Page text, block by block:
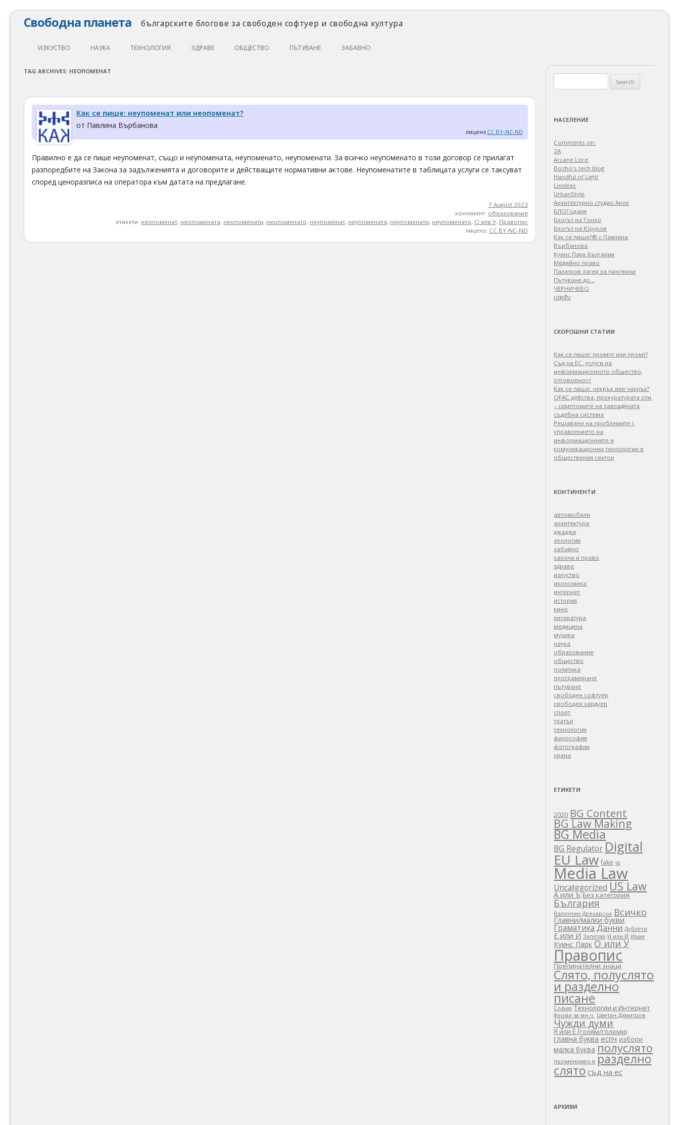
Свободна планета българските блогове за свободен софтуер и свободна култура
Skip
to
ИЗКУСТВО
КИНО
МУЗИКА
ФОТОГРАФИЯ
НАУКА
ФИЗИКА
ОБРАЗОВАНИЕ
ТЕХНОЛОГИЯ
СВОБОДЕН СОФТУЕР
СВОБОДЕН ХАРДУЕР
ДЖАДЖИ
ЗДРАВЕ ОБЩЕСТВО
ЦИФРОВИ ПРАВА
ПЪТУВАНЕ ЗАБАВНО
TAG ARCHIVES: НЕОПОМЕНАТ
Как се пише: неупоменат или неопоменат?
от Павлина Върбанова
лиценз CC BY-NC-ND
Правилно е да се пише неупоменат, също и неупомената, неупоменато, неупоменати. За всичко неупоменато в този договор се прилагат
разпоредбите на Закона за задълженията и договорите и действащите нормативни актове. Неупоменатите в таблицата услуги се таксуват
според ценоразписа на оператора към датата на предлагане.
7 August 2023
континент: образование
етикети: неопоменат, неопомената, неопоменати, неопоменато, неупоменат, неупомената, неупоменати, неупоменато, О или У, Правопис
лиценз: CC BY-NC-ND
for:
НАСЕЛЕНИЕ
Comments on:
2A
Arcane Lore
Bozho's tech blog
Handful of Light
Lindeas
UrbanStyle
Архитектурно студио Архе
БЛОГодаря
Блогът на Гонзо
Блогът на Юруков
Как се пише?® с Павлина
Върбанова
Куинс Парк България
Медийно право
Палатков лагер зa пингвини
Пътуване до…
ЧЕРНИЧЕВО
เบทฮับ
СКОРОШНИ СТАТИИ
Как се пише: промпт или промт?
Съд на ЕС: услуги на
информационното общество,
отговорност
Как се пише: чекрък или чакрък?
OFAC действа, прокуратурата спи
– симптомите на завладяната
съдебна система
Решаване на проблемите с
управлението на
информационните и
комуникационни технологии в
обществения сектор
КОНТИНЕНТИ
автомобили
архитектура
джаджи
екология
забавно
закони и право
здраве
изкуство
икономика
интернет
история
кино
литература
медицина
музика
наука
образование
общество
политика
програмиране
пътуване
свободен софтуер
свободен хардуер
спорт
театър
технология
философия
фотография
храна
ЕТИКЕТИ
2020 BG Content
BG Law Making
BG Media
BG Regulator Digital
EU Law fake ip
Media Law
Uncategorized US Law
А или Ъ Без категория
България
Валентин Дрехарски Всичко
Главни/малки букви
Граматика Данни Дублети
Е или И Запетая И или Й Иран
Куинс Парк О или У
Правопис
Препинателни знаци
Слято, полуслято
и разделно
писане
София Технологии и Интернет
Форми за мн.ч. Цветан Димитров
Чужди думи
Я или Е (голям/големи)
главна буква еспч избори
малка буква полуслято
променливо я разделно
слято съд на ес
АРХИВИ